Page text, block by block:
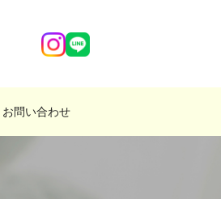
お問い合わせ